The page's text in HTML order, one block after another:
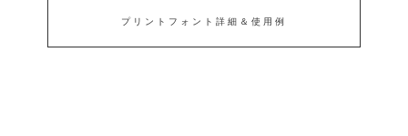
プリントフォント詳細＆使用例